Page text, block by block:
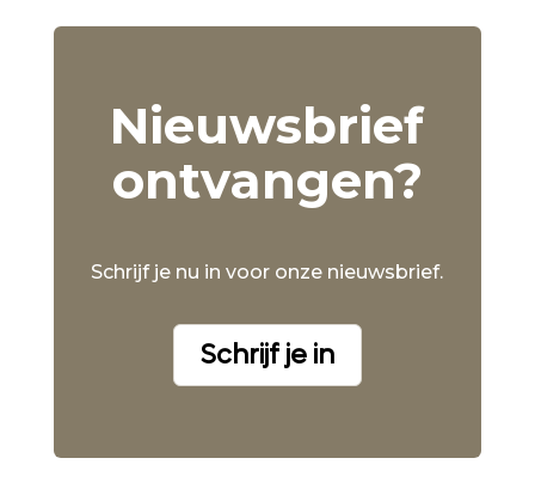
Nieuwsbrief
ontvangen?
Schrijf je nu in voor onze nieuwsbrief.
Schrijf je in